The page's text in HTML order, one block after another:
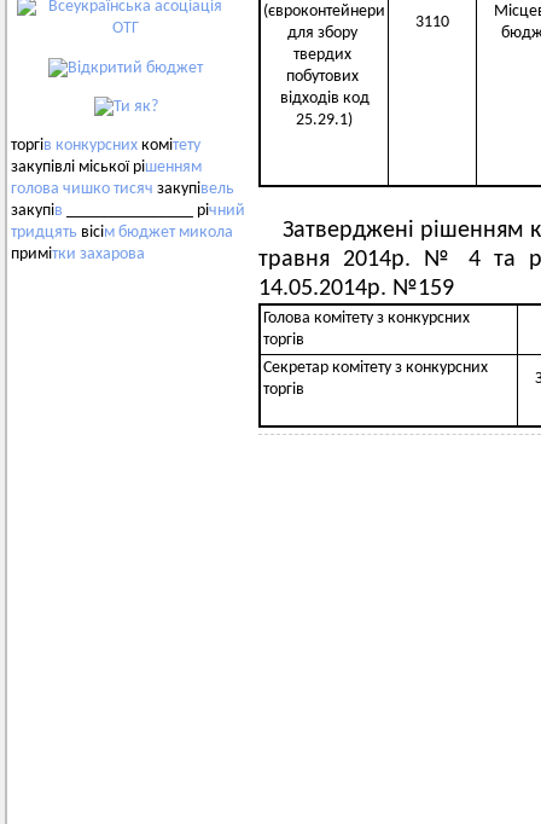
торгів конкурсних комітету
закупівлі міської рішенням
голова чишко тисяч закупівель
закупів _______________ річний
тридцять вісім бюджет микола
примітки захарова
(євроконтейнери
для збору
твердих
побутових
відходів код
25.29.1)
3110
Затверджені рішенням
травня 2014р. № 4 та
14.05.2014р. №159
Голова комітету з конкурсних
торгів
Секретар комітету з конкурсних
торгів